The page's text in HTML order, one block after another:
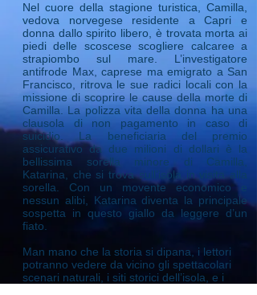
Nel cuore della stagione turistica, Camilla,
vedova norvegese residente a Capri e
donna dallo spirito libero, è trovata morta ai
piedi delle scoscese scogliere calcaree a
strapiombo sul mare. L’investigatore
antifrode Max, caprese ma emigrato a San
Francisco, ritrova le sue radici locali con la
missione di scoprire le cause della morte di
Camilla. La polizza vita della donna ha una
clausola di non pagamento in caso di
suicidio. La beneficiaria del premio
assicurativo da due milioni di dollari è la
bellissima sorella minore di Camilla,
Katarina, che si trova sull’isola in visita alla
sorella. Con un movente economico e
nessun alibi, Katarina diventa la principale
sospetta in questo giallo da leggere d’un
fiato.
Man mano che la storia si dipana, i lettori
potranno vedere da vicino gli spettacolari
scenari naturali, i siti storici dell’isola, e i